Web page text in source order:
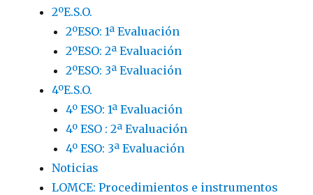
2ºE.S.O.
2ºESO: 1ª Evaluación
2ºESO: 2ª Evaluación
2ºESO: 3ª Evaluación
4ºE.S.O.
4º ESO: 1ª Evaluación
4º ESO : 2ª Evaluación
4º ESO: 3ª Evaluación
Noticias
LOMCE: Procedimientos e instrumentos